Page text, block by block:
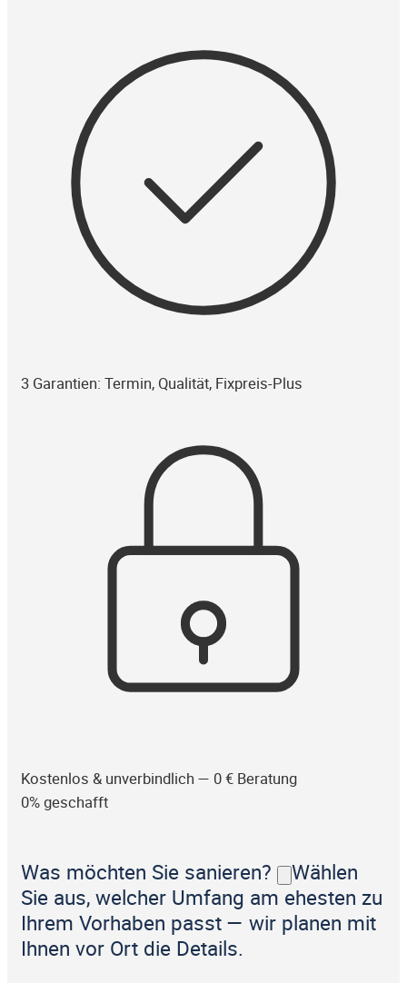
3 Garantien: Termin, Qualität, Fixpreis-Plus
Kostenlos & unverbindlich — 0 € Beratung
0% geschafft
Was möchten Sie sanieren?
Wählen
Sie aus, welcher Umfang am ehesten zu
Ihrem Vorhaben passt — wir planen mit
Ihnen vor Ort die Details.